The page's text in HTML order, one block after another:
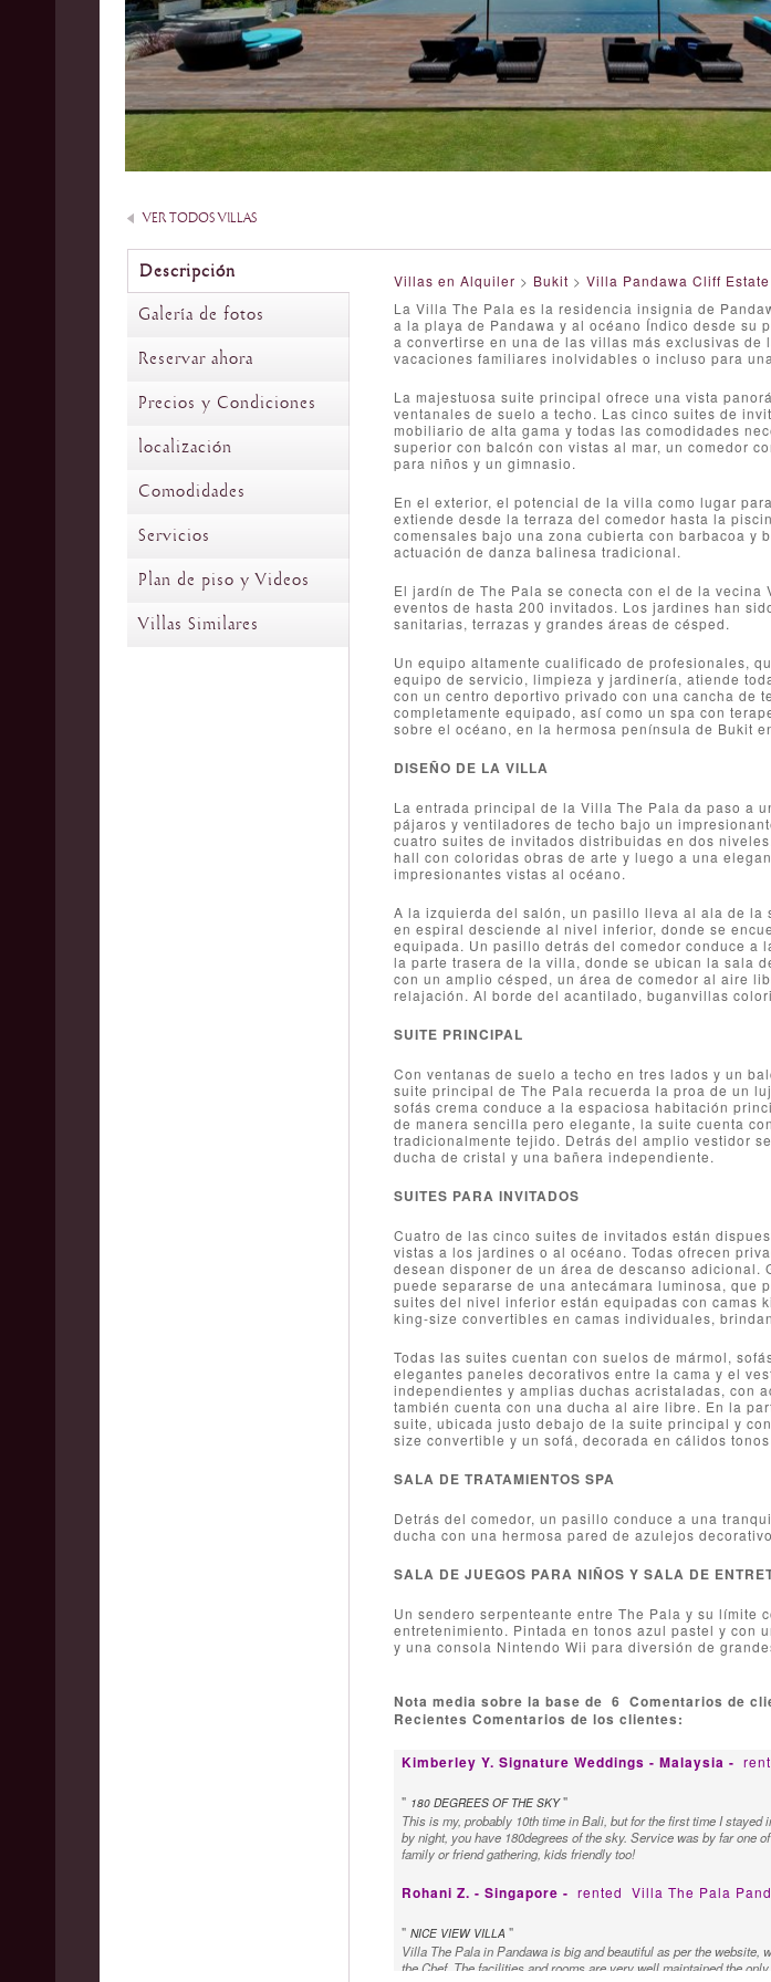
VER TODOS VILLAS
Descripción
Galería de fotos
Reservar ahora
Precios y Condiciones
localización
Comodidades
Servicios
Plan de piso y Videos
Villas Similares
Villas en Alquiler > Bukit > Villa Pandawa Cliff
La Villa The Pala es la residencia insignia de
a la playa de Pandawa y al océano Índico desde
a convertirse en una de las villas más exclusivas
vacaciones familiares inolvidables o incluso para
La majestuosa suite principal ofrece una vista
ventanales de suelo a techo. Las cinco suites de
mobiliario de alta gama y todas las comodidades
superior con balcón con vistas al mar, un comedor
para niños y un gimnasio.
En el exterior, el potencial de la villa como lugar
extiende desde la terraza del comedor hasta la
comensales bajo una zona cubierta con barbacoa y
actuación de danza balinesa tradicional.
El jardín de The Pala se conecta con el de la
eventos de hasta 200 invitados. Los jardines han
sanitarias, terrazas y grandes áreas de césped.
Un equipo altamente cualificado de profesionales,
equipo de servicio, limpieza y jardinería, atiende
con un centro deportivo privado con una cancha de
completamente equipado, así como un spa con
sobre el océano, en la hermosa península de Bukit
DISEÑO DE LA VILLA
La entrada principal de la Villa The Pala da paso a
pájaros y ventiladores de techo bajo un
cuatro suites de invitados distribuidas en dos
hall con coloridas obras de arte y luego a una
impresionantes vistas al océano.
A la izquierda del salón, un pasillo lleva al ala de la
en espiral desciende al nivel inferior, donde se
equipada. Un pasillo detrás del comedor conduce a
la parte trasera de la villa, donde se ubican la sala
con un amplio césped, un área de comedor al aire
relajación. Al borde del acantilado, buganvillas
SUITE PRINCIPAL
Con ventanas de suelo a techo en tres lados y un
suite principal de The Pala recuerda la proa de un
sofás crema conduce a la espaciosa habitación
de manera sencilla pero elegante, la suite cuenta
tradicionalmente tejido. Detrás del amplio vestidor
ducha de cristal y una bañera independiente.
SUITES PARA INVITADOS
Cuatro de las cinco suites de invitados están
vistas a los jardines o al océano. Todas ofrecen
desean disponer de un área de descanso
puede separarse de una antecámara luminosa,
suites del nivel inferior están equipadas con camas
king-size convertibles en camas individuales,
Todas las suites cuentan con suelos de mármol,
elegantes paneles decorativos entre la cama y el
independientes y amplias duchas acristaladas, con
también cuenta con una ducha al aire libre. En la
suite, ubicada justo debajo de la suite principal y
size convertible y un sofá, decorada en cálidos
SALA DE TRATAMIENTOS SPA
Detrás del comedor, un pasillo conduce a una
ducha con una hermosa pared de azulejos
SALA DE JUEGOS PARA NIÑOS Y SALA DE
Un sendero serpenteante entre The Pala y su
entretenimiento. Pintada en tonos azul pastel y con
y una consola Nintendo Wii para diversión de
Nota media sobre la base de 6 Comentarios de
Recientes Comentarios de los clientes:
Kimberley Y. Signature Weddings - Malaysia -
" 180 DEGREES OF THE SKY"
This is my, probably 10th time in Bali, but for the first time I
by night, you have 180degrees of the sky. Service was by far one
family or friend gathering, kids friendly too!
Rohani Z. - Singapore - rented Villa The Pala
" NICE VIEW VILLA "
Villa The Pala in Pandawa is big and beautiful as per the website,
the Chef. The facilities and rooms are very well maintained the